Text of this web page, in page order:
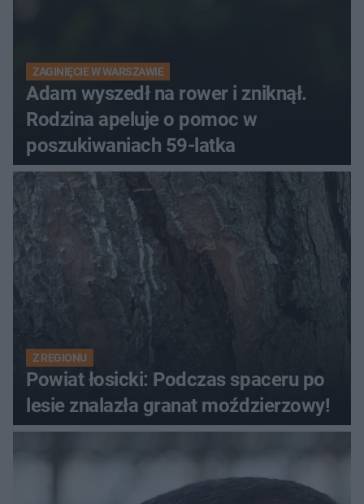
ZAGINIĘCIE W WARSZAWIE
Adam wyszedł na rower i zniknął.
Rodzina apeluje o pomoc w
poszukiwaniach 59-latka
Z REGIONU
Powiat łosicki: Podczas spaceru po
lesie znalazła granat moździerzowy!